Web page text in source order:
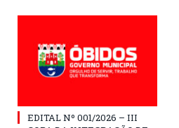
EDITAL Nº 001/2026 – III